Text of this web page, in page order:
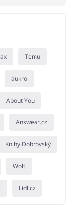
Temu
aukro
About You
Answear.cz
Knihy Dobrovský
Wolt
Lidl.cz